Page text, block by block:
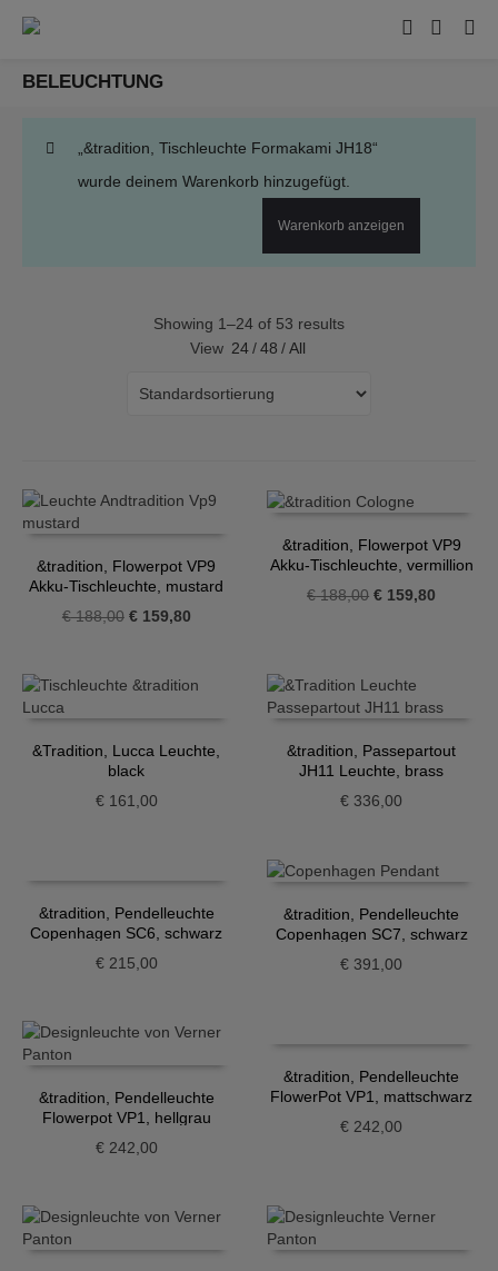
BELEUCHTUNG
„&tradition, Tischleuchte Formakami JH18“
wurde deinem Warenkorb hinzugefügt.
Warenkorb anzeigen
Showing 1–24 of 53 results
View 24 / 48 / All
&tradition, Flowerpot VP9
Akku-Tischleuchte, mustard
€188,00 Ursprünglicher
€ 188,00
€159,80Aktueller
€ 159,80.
&tradition, Flowerpot VP9
Akku-Tischleuchte, vermillion
red
€188,00 Ursprünglicher
€ 159,80
&Tradition, Lucca Leuchte,
black
€161,00
&tradition, Passepartout
JH11 Leuchte, brass
€ 336,00
&tradition, Pendelleuchte
Copenhagen SC6, schwarz
€215,00
&tradition, Pendelleuchte
Copenhagen SC7, schwarz
€ 391,00
&tradition, Pendelleuchte
Flowerpot VP1, hellgrau
€242,00
&tradition, Pendelleuchte
FlowerPot VP1, mattschwarz
€ 242,00